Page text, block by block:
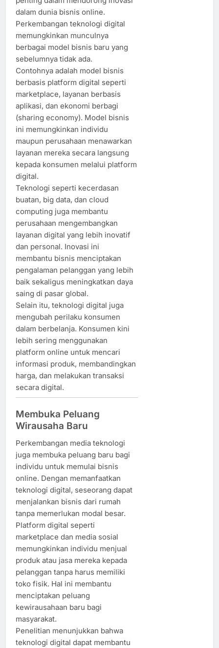
dalam dunia bisnis online.
Perkembangan teknologi digital
memungkinkan munculnya
berbagai model bisnis baru yang
sebelumnya tidak ada.
Contohnya adalah model bisnis
berbasis platform digital seperti
marketplace, layanan berbasis
aplikasi, dan ekonomi berbagi
(sharing economy). Model bisnis
ini memungkinkan individu
maupun perusahaan menawarkan
layanan mereka secara langsung
kepada konsumen melalui platform
digital.
Teknologi seperti kecerdasan
buatan, big data, dan cloud
computing juga membantu
perusahaan mengembangkan
layanan digital yang lebih inovatif
dan personal. Inovasi ini
membantu bisnis menciptakan
pengalaman pelanggan yang lebih
baik sekaligus meningkatkan daya
saing di pasar global.
Selain itu, teknologi digital juga
mengubah perilaku konsumen
dalam berbelanja. Konsumen kini
lebih sering menggunakan
platform online untuk mencari
informasi produk, membandingkan
harga, dan melakukan transaksi
secara digital.
Membuka Peluang
Wirausaha Baru
Perkembangan media teknologi
juga membuka peluang baru bagi
individu untuk memulai bisnis
online. Dengan memanfaatkan
teknologi digital, seseorang dapat
menjalankan bisnis dari rumah
tanpa memerlukan modal besar.
Platform digital seperti
marketplace dan media sosial
memungkinkan individu menjual
produk atau jasa mereka kepada
pelanggan tanpa harus memiliki
toko fisik. Hal ini membantu
menciptakan peluang
kewirausahaan baru bagi
masyarakat.
Penelitian menunjukkan bahwa
teknologi digital dapat membantu